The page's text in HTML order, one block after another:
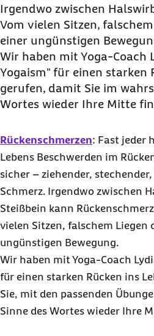
Antworten!
Kräftigen Sie Ihren Rücken
Rückenyoga und Faszienyoga
Irgendwo zwischen
Vom vielen Sitzen,
einer ungünstigen
Wir haben mit Yoga-Coach
Yogaism" für einen starken
gerufen, damit Sie im
Wortes wieder Ihre Mitte
Rückenschmerzen: Fast jeder
Lebens Beschwerden im
sicher – ziehender,
Schmerz. Irgendwo zwischen
Steißbein kann
vielen Sitzen, falschem Liegen
ungünstigen Bewegung.
Wir haben mit Yoga-Coach
für einen starken Rücken ins
Sie, mit den passenden
Sinne des Wortes wieder Ihre